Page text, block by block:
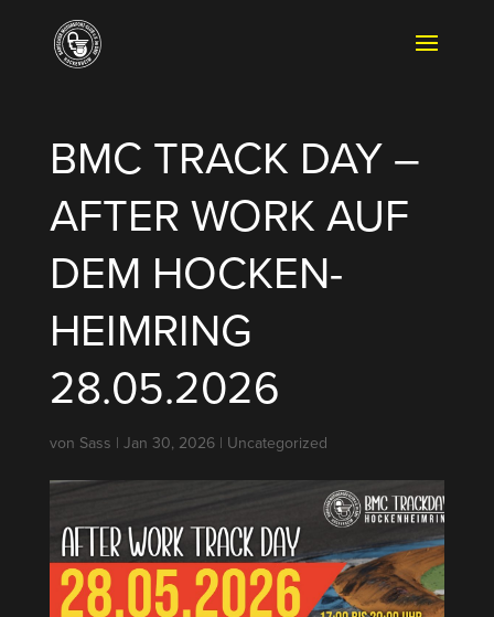
BMC TRACK DAY –
AFTER WORK AUF
DEM HOCKEN­
HEIMRING
28.05.2026
von Sass | Jan 30, 2026| Uncategorized